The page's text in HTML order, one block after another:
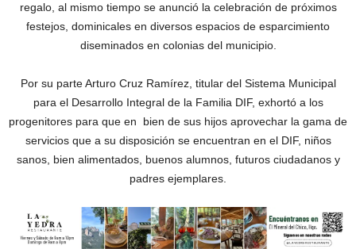
regalo, al mismo tiempo se anunció la celebración de próximos
festejos, dominicales en diversos espacios de esparcimiento
diseminados en colonias del municipio.
Por su parte Arturo Cruz Ramírez, titular del Sistema Municipal
para el Desarrollo Integral de la Familia DIF, exhortó a los
progenitores para que en bien de sus hijos aprovechar la gama de
servicios que a su disposición se encuentran en el DIF, niños
sanos, bien alimentados, buenos alumnos, futuros ciudadanos y
padres ejemplares.